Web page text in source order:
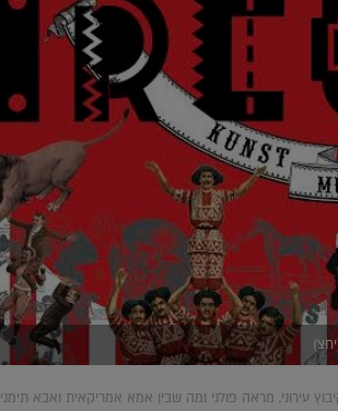
עירוני, מראה פולני ומה שבין אמא אמריקאית ואבא תימני